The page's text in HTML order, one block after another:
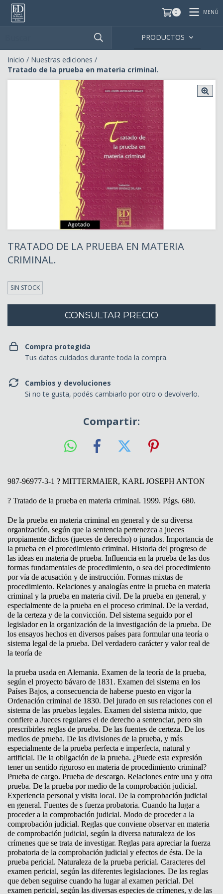
0 MENÚ
PRODUCTOS
Inicio / Nuestras ediciones /
Tratado de la prueba en materia criminal.
TRATADO DE LA PRUEBA EN MATERIA
CRIMINAL.
SIN STOCK
Compra protegida
Tus datos cuidados durante toda la compra.
Cambios y devoluciones
Si no te gusta, podés cambiarlo por otro o devolverlo.
Compartir:
987-96977-3-1 ? MITTERMAIER, KARL JOSEPH ANTON
? Tratado de la prueba en materia criminal. 1999. Págs. 680.
De la prueba en materia criminal en general y de su diversa
organización, según que la sentencia pertenezca a jueces
propiamente dichos (jueces de derecho) o jurados. Importancia de
la prueba en el procedimiento criminal. Historia del progreso de
las ideas en materia de prueba. Influencia en la prueba de las dos
formas fundamentales de procedimiento, o sea del procedimiento
por vía de acusación y de instrucción. Formas mixtas de
procedimiento. Relaciones y analogías entre la prueba en materia
criminal y la prueba en materia civil. De la prueba en general, y
especialmente de la prueba en el proceso criminal. De la verdad,
de la certeza y de la convicción. Del sistema seguido por el
legislador en la organización de la investigación de la prueba. De
los ensayos hechos en diversos países para formular una teoría o
sistema legal de la prueba. Del verdadero carácter y valor real de
la teoría de
la prueba usada en Alemania. Examen de la teoría de la prueba,
según el proyecto bávaro de 1831. Examen del sistema en los
Países Bajos, a consecuencia de haberse puesto en vigor la
Ordenación criminal de 1830. Del jurado en sus relaciones con el
sistema de las pruebas legales. Examen del sistema mixto, que
confiere a Jueces regulares el de derecho a sentenciar, pero sin
prescribirles reglas de prueba. De las fuentes de certeza. De los
medios de prueba. De las divisiones de la prueba, y más
especialmente de la prueba perfecta e imperfecta, natural y
artificial. De la obligación de la prueba. ¿Puede esta expresión
tener un sentido riguroso en materia de procedimiento criminal?
Prueba de cargo. Prueba de descargo. Relaciones entre una y otra
prueba. De la prueba por medio de la comprobación judicial.
Experiencia personal y visita local. De la comprobación judicial
en general. Fuentes de s fuerza probatoria. Cuando ha lugar a
proceder a la comprobación judicial. Modo de proceder a la
comprobación judicial. Reglas que conviene observar en materia
de comprobación judicial, según la diversa naturaleza de los
crímenes que se trata de investigar. Reglas para apreciar la fuerza
probatoria de la comprobación judicial y efectos de ésta. De la
prueba pericial. Naturaleza de la prueba pericial. Caracteres del
examen pericial, según las diferentes legislaciones. De las reglas
que deben seguirse cuando ha lugar al examen pericial. Del
examen pericial, según las diversas especies de crímenes, y de las